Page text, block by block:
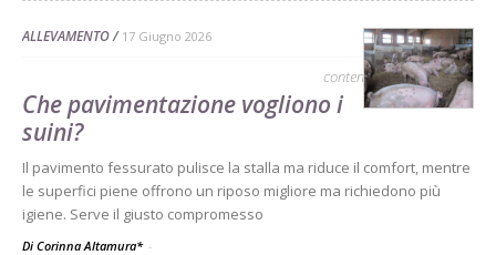
ALLEVAMENTO 17 Giugno 2026
contenuto sponsorizzato
Che pavimentazione vogliono i
suini?
Il pavimento fessurato pulisce la stalla ma riduce il comfort, mentre
le superfici piene offrono un riposo migliore ma richiedono più
igiene. Serve il giusto compromesso
Di Corinna Altamura* -